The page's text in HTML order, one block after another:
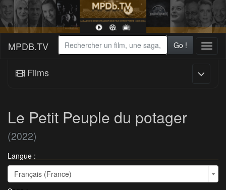
MPDB.TV Go !
Films
Le Petit Peuple du potager
(2022)
Langue :
Français (France)